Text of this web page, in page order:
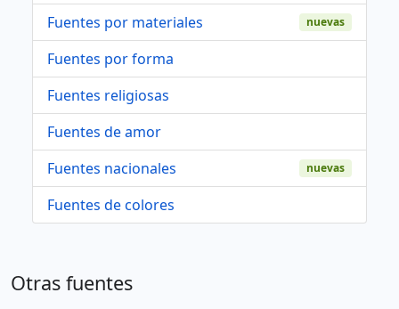
Fuentes por materiales
nuevas
Fuentes por forma
Fuentes religiosas
Fuentes de amor
Fuentes nacionales
nuevas
Fuentes de colores
Otras fuentes